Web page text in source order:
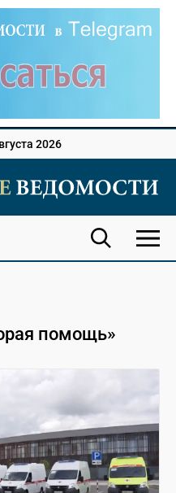
2026
помощь»